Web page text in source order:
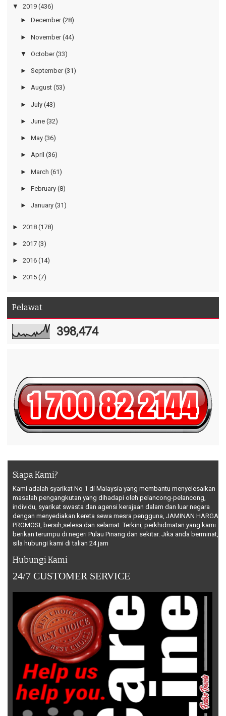
▼ 2019 (436)
► December (28)
► November (44)
▼ October (33)
► September (31)
► August (53)
► July (43)
► June (32)
► May (36)
► April (36)
► March (61)
► February (8)
► January (31)
► 2018 (178)
► 2017 (3)
► 2016 (14)
► 2015 (7)
Pelawat
398,474
Siapa Kami?
Kami adalah syarikat No 1 di Malaysia yang membantu menyelesaikan
masalah pengangkutan yang dihadapi oleh pelancong-pelancong,
individu, syarikat swasta dan agensi kerajaan dalam dan luar negara
dengan menyediakan kereta sewa mesra pengguna, JAMINAN HARGA
PROMOSI, bersih,selesa dan selamat. Terkini, perkhidmatan yang kami
berikan terumpu di negeri Pulau Pinang dan sekitar. Jika anda berminat,
sila hubungi kami di talian 24 jam
Hubungi Kami
24/7 CUSTOMER SERVICE